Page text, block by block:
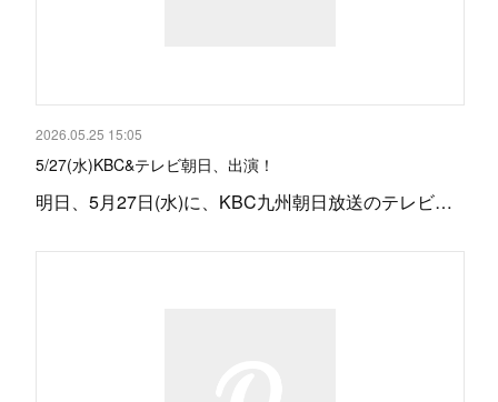
2026.05.25 15:05
5/27(水)KBC&テレビ朝日、出演！
明日、5月27日(水)に、KBC九州朝日放送のテレビ…